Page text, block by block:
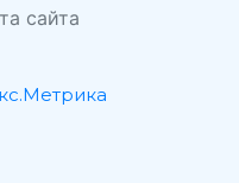
сайта